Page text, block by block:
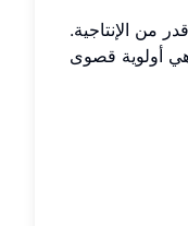
من الإنتاجية.